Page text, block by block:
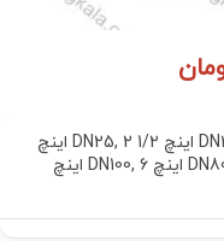
,
2 1/2 اینچ
,
6 اینچ